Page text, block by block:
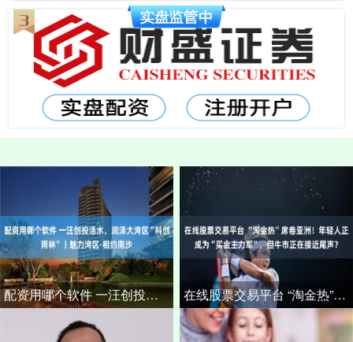
配资用哪个软件 一汪创投活水，润泽大湾区“科创雨林”丨魅力湾区·相约南沙 在线股票交易平台 “淘金热”席卷亚洲！年轻人正成为“买金主力军”，但牛市正在接近尾声？